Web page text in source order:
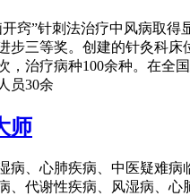
窍”针刺法治疗中风病取得
步三等奖。创建的针灸科床
，治疗病种100余种。在全
员30余
师
病、心肺疾病、中医疑难病
、代谢性疾病、风湿病、心